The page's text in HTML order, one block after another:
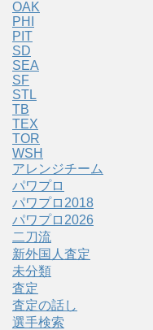
OAK
PHI
PIT
SD
SEA
SF
STL
TB
TEX
TOR
WSH
アレンジチーム
パワプロ
パワプロ2018
パワプロ2026
二刀流
新外国人査定
未分類
査定
査定の話し
選手検索